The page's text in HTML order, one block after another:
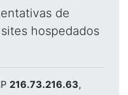
de
hospedados
216.73.216.63,